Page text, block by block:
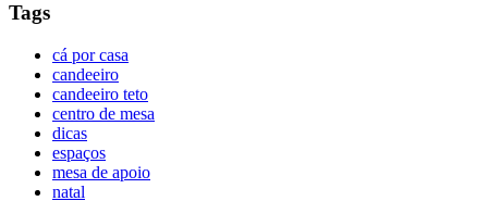
Tags
cá por casa
candeeiro
candeeiro teto
centro de mesa
dicas
espaços
mesa de apoio
natal